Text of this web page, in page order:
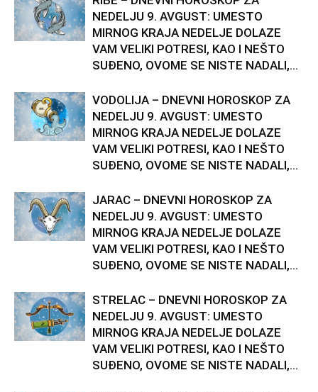
NEDELJU 9. AVGUST: UMESTO
MIRNOG KRAJA NEDELJE DOLAZE
VAM VELIKI POTRESI, KAO I NEŠTO
SUĐENO, OVOME SE NISTE NADALI,...
VODOLIJA – DNEVNI HOROSKOP ZA
NEDELJU 9. AVGUST: UMESTO
MIRNOG KRAJA NEDELJE DOLAZE
VAM VELIKI POTRESI, KAO I NEŠTO
SUĐENO, OVOME SE NISTE NADALI,...
JARAC – DNEVNI HOROSKOP ZA
NEDELJU 9. AVGUST: UMESTO
MIRNOG KRAJA NEDELJE DOLAZE
VAM VELIKI POTRESI, KAO I NEŠTO
SUĐENO, OVOME SE NISTE NADALI,...
STRELAC – DNEVNI HOROSKOP ZA
NEDELJU 9. AVGUST: UMESTO
MIRNOG KRAJA NEDELJE DOLAZE
VAM VELIKI POTRESI, KAO I NEŠTO
SUĐENO, OVOME SE NISTE NADALI,...